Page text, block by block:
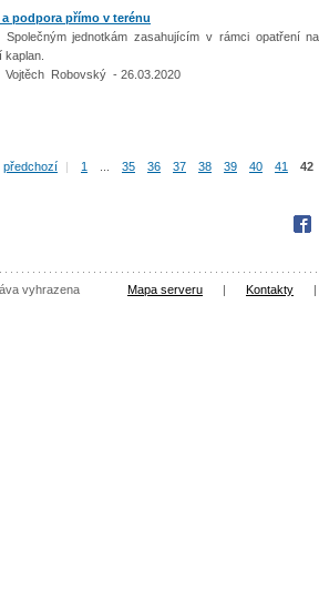
podpora přímo v terénu
Společným jednotkám zasahujícím v rámci opatření
kaplan.
Vojtěch Robovský - 26.03.2020
předchozí | 1 35 36 37 38 39 40 41 42
vyhrazena Mapa serveru | Kontakty |